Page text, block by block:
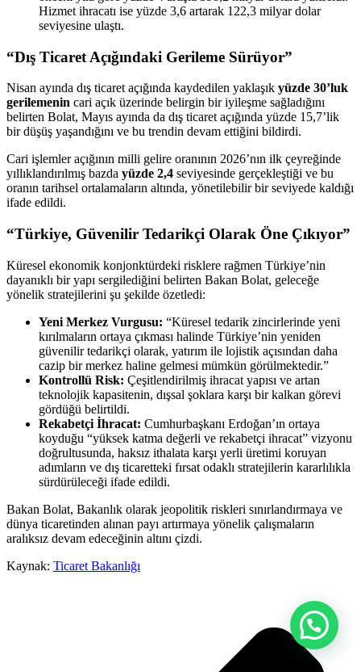
Hizmet ihracatı ise yüzde 3,6 artarak 122,3 milyar dolar
seviyesine ulaştı.
“Dış Ticaret Açığındaki Gerileme Sürüyor”
Nisan ayında dış ticaret açığında kaydedilen yaklaşık yüzde 30’luk
gerilemenin cari açık üzerinde belirgin bir iyileşme sağladığını
belirten Bolat, Mayıs ayında da dış ticaret açığında yüzde 15,7’lik
bir düşüş yaşandığını ve bu trendin devam ettiğini bildirdi.
Cari işlemler açığının milli gelire oranının 2026’nın ilk çeyreğinde
yıllıklandırılmış bazda yüzde 2,4 seviyesinde gerçekleştiği ve bu
oranın tarihsel ortalamaların altında, yönetilebilir bir seviyede kaldığı
ifade edildi.
“Türkiye, Güvenilir Tedarikçi Olarak Öne Çıkıyor”
Küresel ekonomik konjonktürdeki risklere rağmen Türkiye’nin
dayanıklı bir yapı sergilediğini belirten Bakan Bolat, geleceğe
yönelik stratejilerini şu şekilde özetledi:
Yeni Merkez Vurgusu: “Küresel tedarik zincirlerinde yeni
kırılmaların ortaya çıkması halinde Türkiye’nin yeniden
güvenilir tedarikçi olarak, yatırım ile lojistik açısından daha
cazip bir merkez haline gelmesi mümkün görülmektedir.”
Kontrollü Risk: Çeşitlendirilmiş ihracat yapısı ve artan
teknolojik kapasitenin, dışsal şoklara karşı bir kalkan görevi
gördüğü belirtildi.
Rekabetçi İhracat: Cumhurbaşkanı Erdoğan’ın ortaya
koyduğu “yüksek katma değerli ve rekabetçi ihracat” vizyonu
doğrultusunda, haksız ithalata karşı yerli üretimi koruyan
adımların ve dış ticaretteki fırsat odaklı stratejilerin kararlılıkla
sürdürüleceği ifade edildi.
Bakan Bolat, Bakanlık olarak jeopolitik riskleri sınırlandırmaya ve
dünya ticaretinden alınan payı artırmaya yönelik çalışmaların
aralıksız devam edeceğinin altını çizdi.
Kaynak: Ticaret Bakanlığı